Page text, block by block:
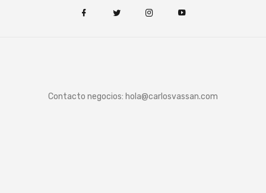
Contacto negocios: hola@carlosvassan.com